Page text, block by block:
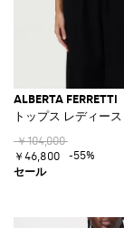
ALBERTA FERRETTI
トップス レディース
￥104,000
￥46,800
-55%